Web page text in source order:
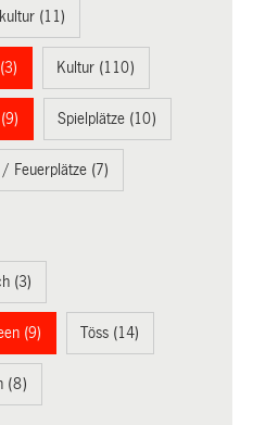
(11)
Kultur (110)
Spielplätze (10)
Feuerplätze (7)
(3)
(9) Töss (14)
(8)